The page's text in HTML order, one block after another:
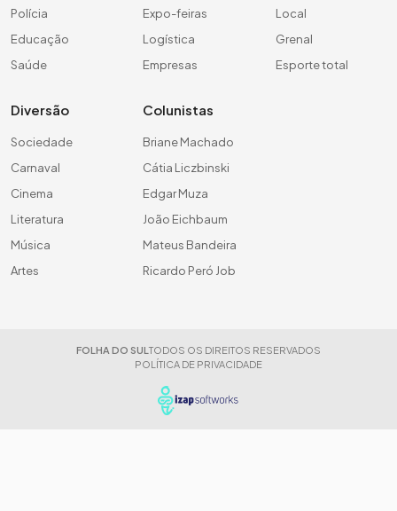
Polícia
Educação
Saúde
Expo-feiras
Logística
Empresas
Local
Grenal
Esporte total
Diversão
Sociedade
Carnaval
Cinema
Literatura
Música
Artes
Colunistas
Briane Machado
Cátia Liczbinski
Edgar Muza
João Eichbaum
Mateus Bandeira
Ricardo Peró Job
FOLHA DO SUL TODOS OS DIREITOS RESERVADOS
POLÍTICA DE PRIVACIDADE